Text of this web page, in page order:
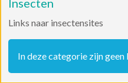
Links naar insectensites
Informatie
In deze categorie zijn